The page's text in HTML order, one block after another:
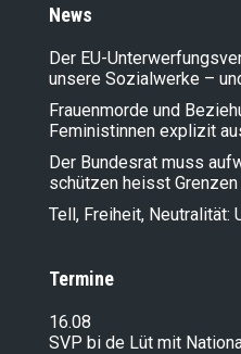
News
Der EU-
unsere Sozialwerke –
Frauenmorde und
Feministinnen explizit
Der Bundesrat muss
schützen heisst
Tell, Freiheit, Neutralität:
Termine
16.08
SVP bi de Lüt mit